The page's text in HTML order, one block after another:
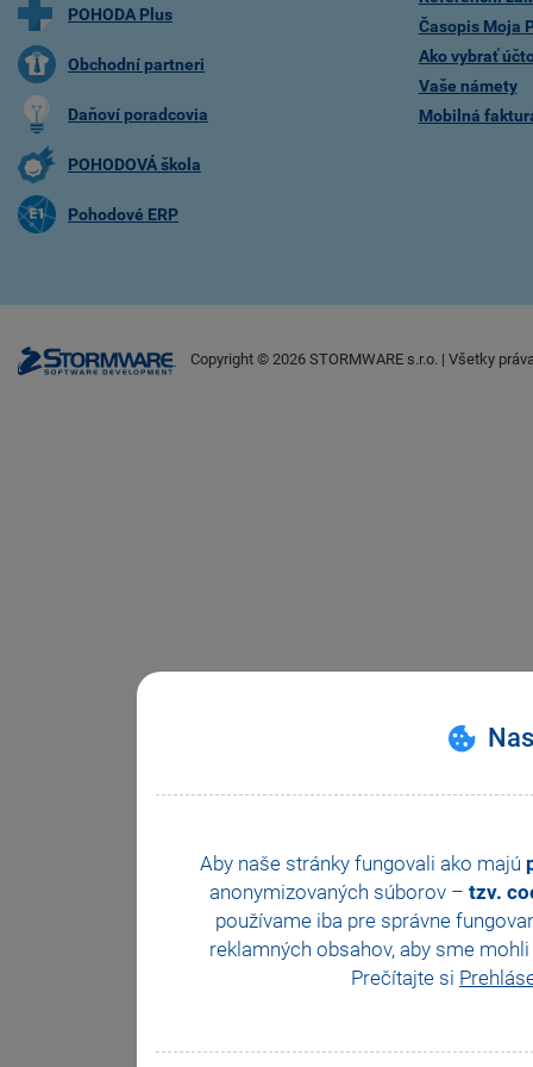
Aby naše stránky fungovali ako majú
anonymizovaných súborov – tzv.
používame iba pre správne
reklamných obsahov, aby sme
Prečítajte si
POHODA Plus
Obchodní partneri
Daňoví poradcovia
POHODOVÁ škola
Pohodové ERP
Časopis Moja
Ako vybrať
Vaše námety
Mobilná
Copyright © 2026 STORMWARE s.r.o. | Všetky